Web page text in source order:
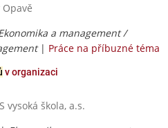
a management /
| Práce na příbuzné téma
v organizaci
vysoká škola, a.s.